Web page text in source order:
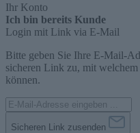
Ihr Konto
Ich bin bereits Kunde
Login mit Link via E-Mail
Bitte geben Sie Ihre E-Mail-
sicheren Link zu, mit
können.
Sicheren Link zusenden